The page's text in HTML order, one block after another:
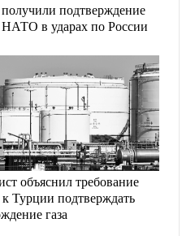
подтверждение
НАТО в ударах по России
объяснил требование
Турции подтверждать
газа